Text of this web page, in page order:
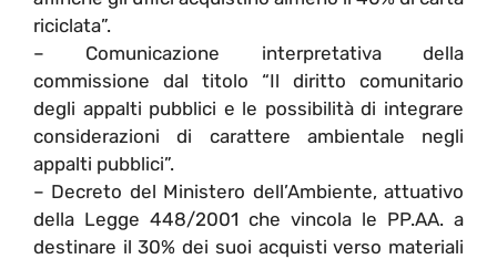
riciclata”.
– Comunicazione interpretativa della
commissione dal titolo “Il diritto comunitario
degli appalti pubblici e le possibilità di integrare
considerazioni di carattere ambientale negli
appalti pubblici”.
– Decreto del Ministero dell’Ambiente, attuativo
della Legge 448/2001 che vincola le PP.AA. a
destinare il 30% dei suoi acquisti verso materiali